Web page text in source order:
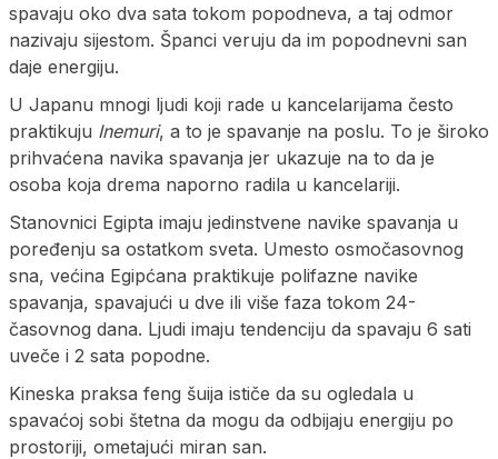
spavaju oko dva sata tokom popodneva, a taj odmor
nazivaju sijestom. Španci veruju da im popodnevni san
daje energiju.
U Japanu mnogi ljudi koji rade u kancelarijama često
praktikuju Inemuri, a to je spavanje na poslu. To je široko
prihvaćena navika spavanja jer ukazuje na to da je
osoba koja drema naporno radila u kancelariji.
Stanovnici Egipta imaju jedinstvene navike spavanja u
poređenju sa ostatkom sveta. Umesto osmočasovnog
sna, većina Egipćana praktikuje polifazne navike
spavanja, spavajući u dve ili više faza tokom 24-
časovnog dana. Ljudi imaju tendenciju da spavaju 6 sati
uveče i 2 sata popodne.
Kineska praksa feng šuija ističe da su ogledala u
spavaćoj sobi štetna da mogu da odbijaju energiju po
prostoriji, ometajući miran san.